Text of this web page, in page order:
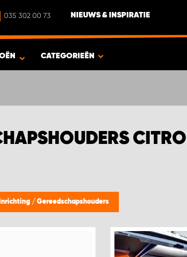
035 302 00 73 NIEUWS & INSPIRATIE
CATEGORIEËN
/ Gereedschapshouders